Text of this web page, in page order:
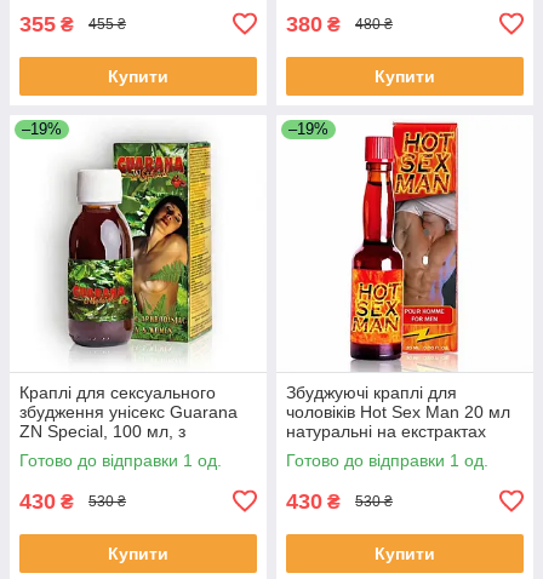
355 ₴ 455 ₴
Купити
380 ₴ 480 ₴
Купити
–19%
Краплі для сексуального
збудження унісекс Guarana
ZN Special, 100 мл, з
екстрактом гуарани
Готово до відправки 1 од.
430 ₴ 530 ₴
Купити
–19%
Збуджуючі краплі для
чоловіків Hot Sex Man 20 мл
натуральні на екстрактах
чабру та кориці
Готово до відправки 1 од.
430 ₴ 530 ₴
Купити